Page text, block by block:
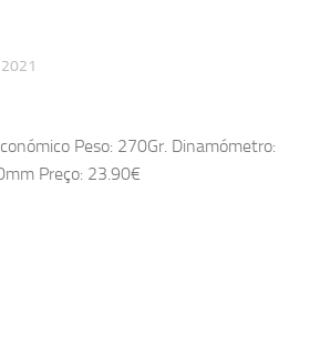
Peso: 270Gr. Dinamómetro:
Preço: 23.90€